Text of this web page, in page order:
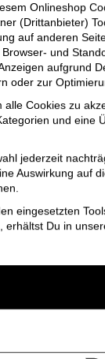
Onlineshop
(Drittanbieter)
auf anderen
und
aufgrund
oder zur
alle Cookies zu
und eine
jederzeit
Auswirkung auf
eingesetzten
erhältst Du in